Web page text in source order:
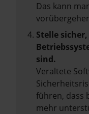
Das kann
Stelle
sind.
Veraltete
führen, dass
mehr